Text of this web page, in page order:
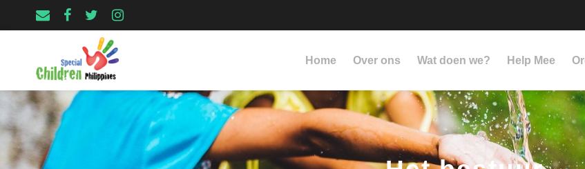
Home Over ons Wat doen we? Help Mee